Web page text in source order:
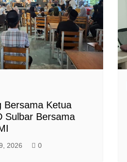
Bersama Ketua
Sulbar Bersama
2026 0